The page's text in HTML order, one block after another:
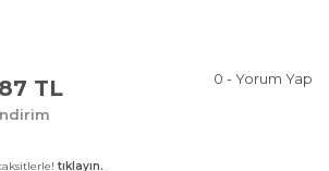
TL 0 - Yorum Yap
tıklayın.